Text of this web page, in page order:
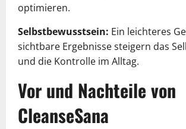
optimieren.
Selbstbewusstsein: Ein leichteres
sichtbare Ergebnisse steigern das
und die Kontrolle im Alltag.
Vor und Nachteile von
CleanseSana